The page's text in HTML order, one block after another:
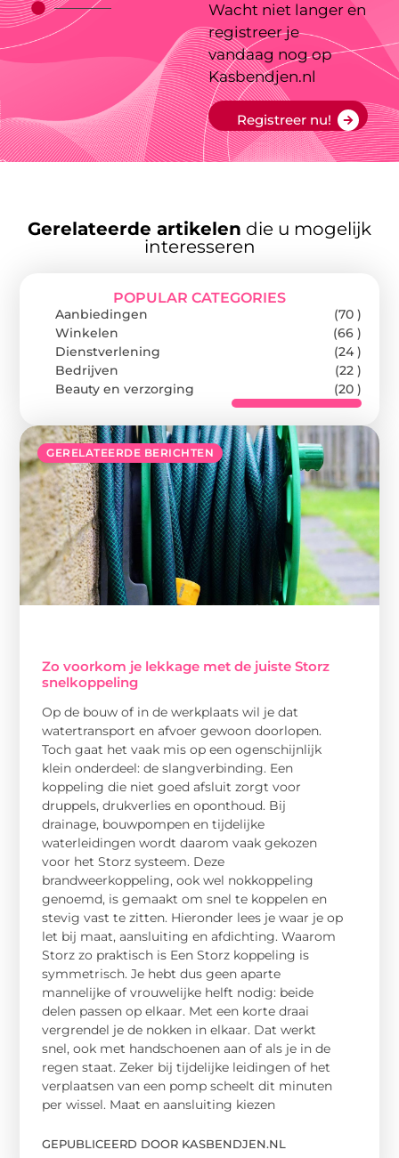
Wacht niet langer en
registreer je
vandaag nog op
Kasbendjen.nl
Registreer nu!
Gerelateerde artikelen die u mogelijk
interesseren
GERELATEERDE BERICHTEN
Zo voorkom je lekkage met de juiste Storz
snelkoppeling
Op de bouw of in de werkplaats wil je dat
watertransport en afvoer gewoon doorlopen.
Toch gaat het vaak mis op een ogenschijnlijk
klein onderdeel: de slangverbinding. Een
koppeling die niet goed afsluit zorgt voor
druppels, drukverlies en oponthoud. Bij
drainage, bouwpompen en tijdelijke
waterleidingen wordt daarom vaak gekozen
voor het Storz systeem. Deze
brandweerkoppeling, ook wel nokkoppeling
genoemd, is gemaakt om snel te koppelen en
stevig vast te zitten. Hieronder lees je waar je op
let bij maat, aansluiting en afdichting. Waarom
Storz zo praktisch is Een Storz koppeling is
symmetrisch. Je hebt dus geen aparte
mannelijke of vrouwelijke helft nodig: beide
delen passen op elkaar. Met een korte draai
vergrendel je de nokken in elkaar. Dat werkt
snel, ook met handschoenen aan of als je in de
regen staat. Zeker bij tijdelijke leidingen of het
verplaatsen van een pomp scheelt dit minuten
per wissel. Maat en aansluiting kiezen
GEPUBLICEERD DOOR KASBENDJEN.NL
POPULAR CATEGORIES
Aanbiedingen
(70 )
Winkelen
(66 )
Dienstverlening
(24 )
Bedrijven
(22 )
Beauty en verzorging
(20 )